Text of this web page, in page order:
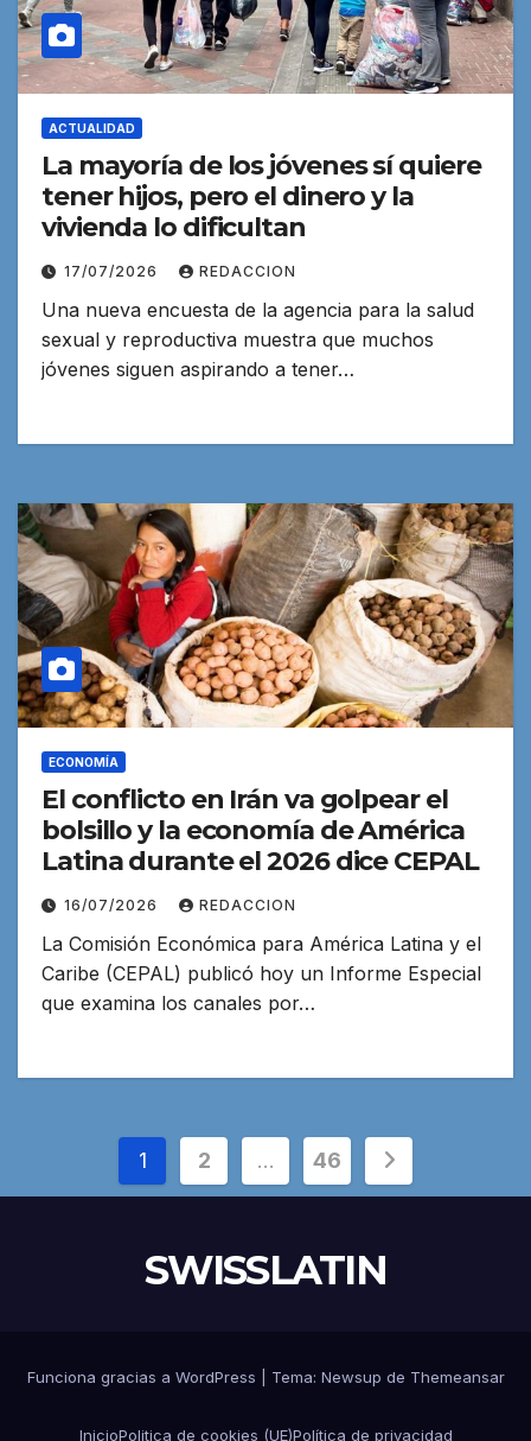
ACTUALIDAD
La mayoría de los jóvenes sí quiere
tener hijos, pero el dinero y la
vivienda lo dificultan
17/07/2026 REDACCION
Una nueva encuesta de la agencia para la salud
sexual y reproductiva muestra que muchos
jóvenes siguen aspirando a tener…
ECONOMÍA
El conflicto en Irán va golpear el
bolsillo y la economía de América
Latina durante el 2026 dice CEPAL
16/07/2026 REDACCION
La Comisión Económica para América Latina y el
Caribe (CEPAL) publicó hoy un Informe Especial
que examina los canales por…
Paginación
de
entradas
1 2 … 46
SWISSLATIN
Funciona gracias a WordPress Tema: Newsup de Themeansar
InicioPolitica de cookies (UE)Política de privacidad